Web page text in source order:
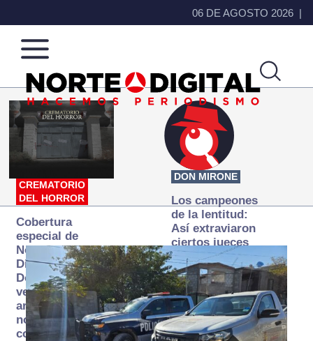
06 DE AGOSTO 2026
Norte
de
Ciudad
Más
que
noticias,
hacemos periodismo
CREMATORIO
DEL HORROR
Cobertura
especial de
Norte
Digital:
Donde la
verdad
arde… pero
no se
consume
DON MIRONE
Los campeones
de la lentitud:
Así extraviaron
ciertos jueces
la justicia
expedita